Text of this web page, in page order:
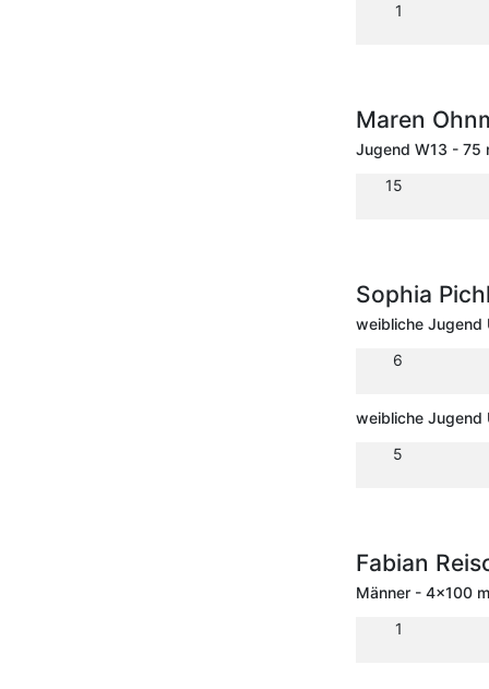
1
Maren
Jugend W13 - 75
15
Sophia
weibliche Jugend
6
weibliche
5
Fabian
Männer - 4x100
1